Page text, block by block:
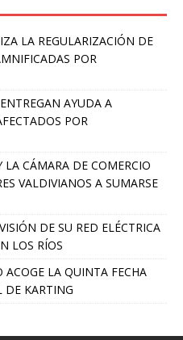
LA REGULARIZACIÓN DE
POR
AYUDA A
POR
CÁMARA DE COMERCIO
VALDIVIANOS A SUMARSE
DE SU RED ELÉCTRICA
LOS RÍOS
LA QUINTA FECHA
DE KARTING